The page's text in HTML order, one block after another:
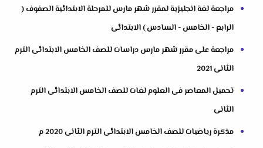
مراجعة لغة انجليزية لمقرر شهر مارس للمرحلة الابتدائية الصفوف (
الرابع - الخامس - السادس ) الابتدائى
مراجعة على مقرر شهر مارس دراسات للصف الخامس الابتدائى الترم
الثانى 2021
تحميل المعاصر فى العلوم لغات للصف الخامس الابتدائى الترم
الثانى
مذكرة رياضيات للصف الخامس الابتدائى الترم الثانى 2020 م